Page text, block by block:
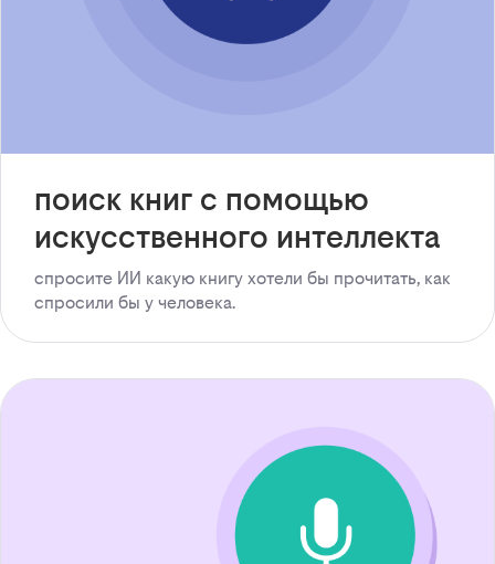
поиск книг с помощью
искусственного интеллекта
спросите ИИ какую книгу хотели бы прочитать, как
спросили бы у человека.